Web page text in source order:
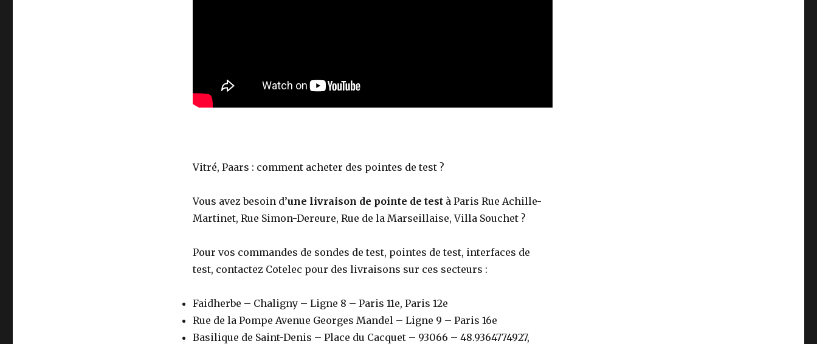
Vitré, Paars : comment acheter des pointes de test ?
Vous avez besoin d’une livraison de pointe de testà Paris Rue Achille-
Martinet, Rue Simon-Dereure, Rue de la Marseillaise, Villa Souchet ?
Pour vos commandes de sondes de test, pointes de test, interfaces de
test, contactez Cotelec pour des livraisons sur ces secteurs :
Faidherbe – Chaligny – Ligne 8 – Paris 11e, Paris 12e
Rue de la Pompe Avenue Georges Mandel – Ligne 9 – Paris 16e
Basilique de Saint-Denis – Place du Cacquet – 93066 – 48.9364774927,